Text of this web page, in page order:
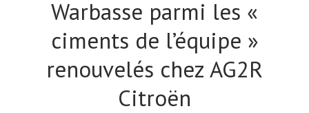
Warbasse parmi les «
ciments de l’équipe »
renouvelés chez AG2R
Citroën